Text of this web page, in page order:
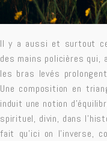
Il y a aussi et surtout
des mains policières qui,
les bras levés
Une composition en
induit une notion
spirituel, divin, dans
fait qu’ici on l’inverse,